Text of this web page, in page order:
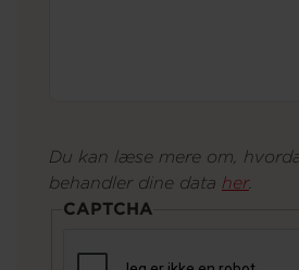
Du kan læse mere om,
behandler dine data her.
CAPTCHA